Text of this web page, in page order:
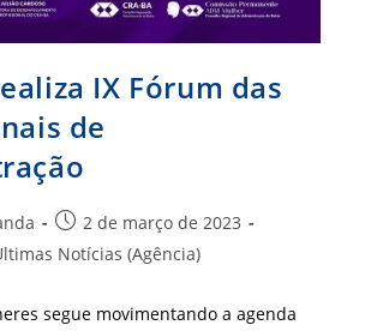
IX Fórum das
de
Post
publicado:
2 de março de 2023
Notícias (Agência)
segue movimentando a agenda